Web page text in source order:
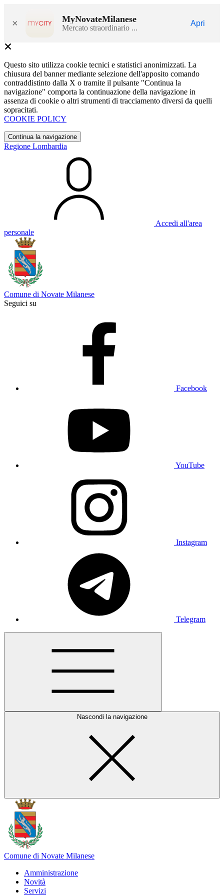
× MyNovateMilanese
Mercato straordinario ...
Apri
Questo sito utilizza cookie tecnici e statistici anonimizzati. La
chiusura del banner mediante selezione dell'apposito comando
contraddistinto dalla X o tramite il pulsante "Continua la
navigazione" comporta la continuazione della navigazione in
assenza di cookie o altri strumenti di tracciamento diversi da quelli
sopracitati.
COOKIE POLICY
Continua la navigazione
Regione Lombardia
Accedi all'area
personale
Comune di Novate Milanese
Seguici su
Facebook
YouTube
Instagram
Telegram
Nascondi la navigazione
Comune di Novate Milanese
Amministrazione
Novità
Servizi